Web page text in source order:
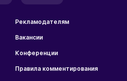
Рекламодателям
Вакансии
Конференции
Правила комментирования